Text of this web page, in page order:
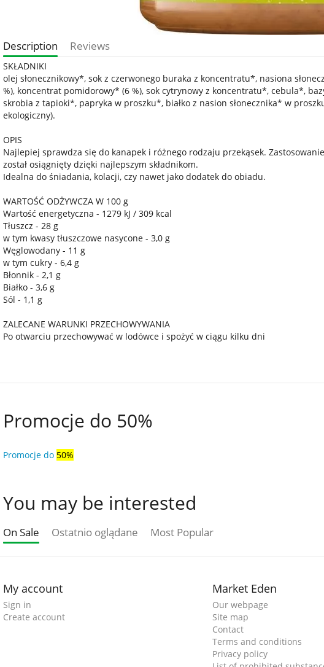
Description Reviews
SKŁADNIKI
olej słonecznikowy*, sok z czerwonego buraka z koncentratu*, nasiona
%), koncentrat pomidorowy* (6 %), sok cytrynowy z koncentratu*, cebula*,
skrobia z tapioki*, papryka w proszku*, białko z nasion słonecznika* w
ekologiczny).
OPIS
Najlepiej sprawdza się do kanapek i różnego rodzaju przekąsek.
został osiągnięty dzięki najlepszym składnikom.
Idealna do śniadania, kolacji, czy nawet jako dodatek do obiadu.
WARTOŚĆ ODŻYWCZA W 100 g
Wartość energetyczna - 1279 kJ / 309 kcal
Tłuszcz - 28 g
w tym kwasy tłuszczowe nasycone - 3,0 g
Węglowodany - 11 g
w tym cukry - 6,4 g
Błonnik - 2,1 g
Białko - 3,6 g
Sól - 1,1 g
ZALECANE WARUNKI PRZECHOWYWANIA
Po otwarciu przechowywać w lodówce i spożyć w ciągu kilku dni
Promocje do 50%
Promocje do 50%
You may be interested
On Sale Ostatnio oglądane Most Popular
My account
Sign in
Create account
Market Eden
Our webpage
Site map
Contact
Terms and conditions
Privacy policy